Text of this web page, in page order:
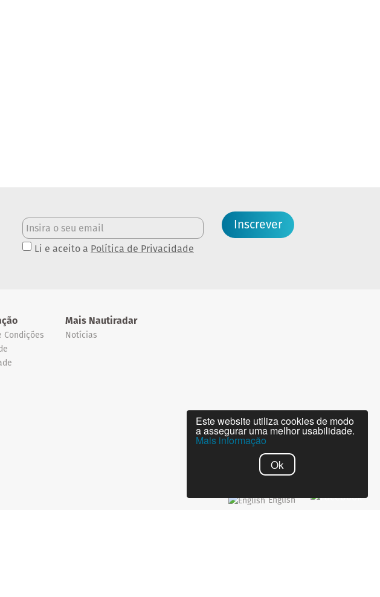
Ok
Este website utiliza cookies de modo
a assegurar uma melhor usabilidade.
Mais informação
Li e aceito a Política de Privacidade
Inscrever
Condições
Mais Nautiradar
Notícias
English